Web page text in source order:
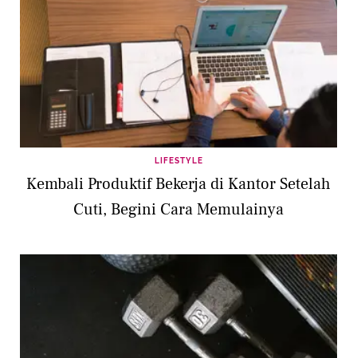
LIFESTYLE
Kembali Produktif Bekerja di Kantor Setelah
Cuti, Begini Cara Memulainya